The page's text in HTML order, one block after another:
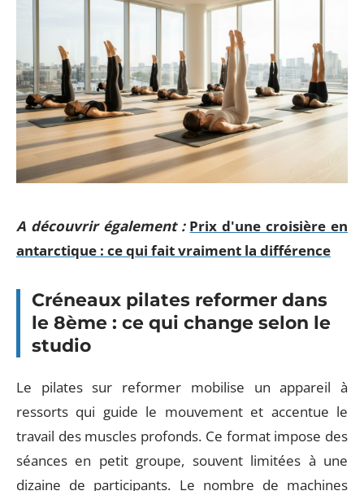
A découvrir également : Prix d'une croisière en
antarctique : ce qui fait vraiment la différence
Créneaux pilates reformer dans
le 8ème : ce qui change selon le
studio
Le pilates sur reformer mobilise un appareil à
ressorts qui guide le mouvement et accentue le
travail des muscles profonds. Ce format impose des
séances en petit groupe, souvent limitées à une
dizaine de participants. Le nombre de machines